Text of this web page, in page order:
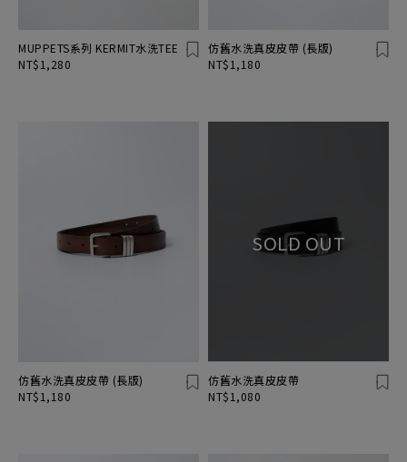
MUPPETS系列 KERMIT水洗TEE
NT$1,280
仿舊水洗真皮皮帶 (長版)
NT$1,180
仿舊水洗真皮皮帶 (長版)
NT$1,180
仿舊水洗真皮皮帶
NT$1,080